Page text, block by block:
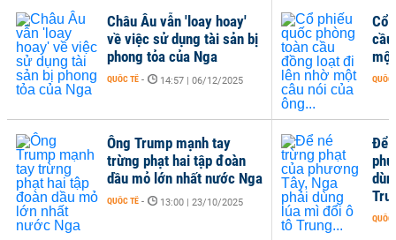
Châu Âu vẫn 'loay hoay'
về việc sử dụng tài sản bị
phong tỏa của Nga
QUỐC TẾ - 14:57 | 06/12/2025
Ông Trump mạnh tay
trừng phạt hai tập đoàn
dầu mỏ lớn nhất nước Nga
QUỐC TẾ - 13:00 | 23/10/2025
Cổ
QUỐC
Để
QUỐC